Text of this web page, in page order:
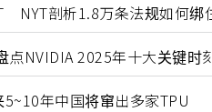
NYT剖析1.8万条法规如何绑
NVIDIA 2025年十大关键时
年中国将窜出多家TPU